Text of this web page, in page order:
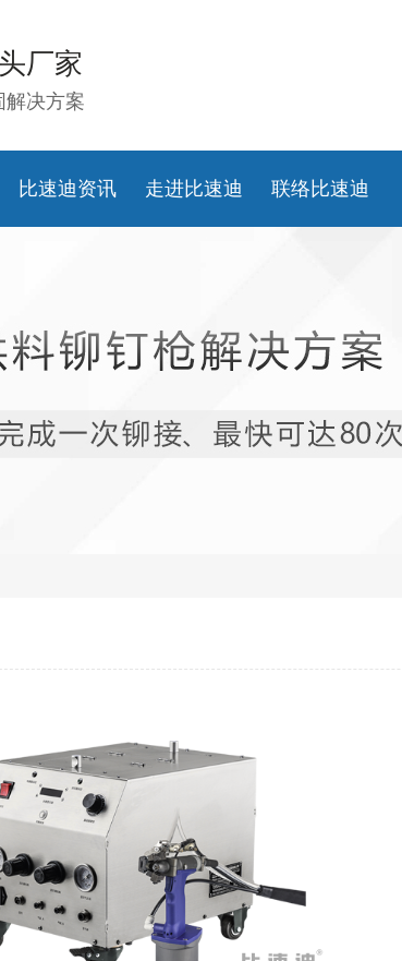
厂家
解决方案
比速迪资讯 走进比速迪 联络比速迪